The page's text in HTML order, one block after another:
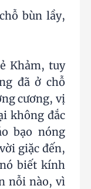
bùn lầy,
Khảm, tuy
đã ở chỗ
cương, vị
không đắc
bạo nóng
giặc đến,
biết kính
nỗi nào, vì